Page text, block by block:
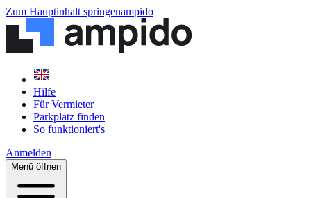
Zum Hauptinhalt springenampido
Hilfe
Für Vermieter
Parkplatz finden
So funktioniert's
Anmelden
Menü öffnen